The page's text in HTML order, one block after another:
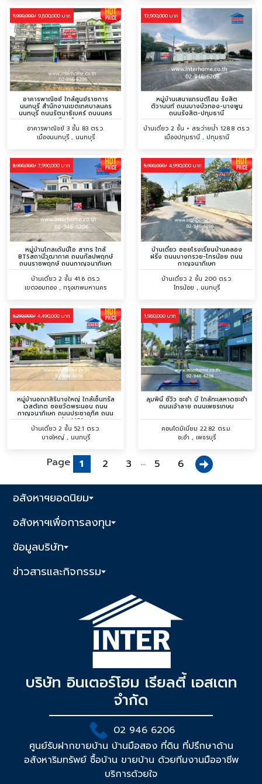
11,900,000/ 9,800,000 บาท
อาคารพาณิชย์ ใกล้ศูนย์ราชการ
นนทบุรี สำนักงานเขตเทศบาลนคร
นนทบุรี ถนนรัตนาธิเบศร์ ถนนนคร
อินทร์
อาคารพาณิชย์ 3 ชั้น 83 ตร.ว.
เมืองนนทบุรี , นนทบุรี
13,900,000 บาท
หมู่บ้านเสนาแกรนด์โฮม รังสิต
ติวานนท์ ถนนบางบัวทอง-บางพูน
ถนนรังสิต-ปทุมธานี
บ้านเดี่ยว 2 ชั้น + สระว่ายน้ำ 128.8 ตร.ว.
เมืองปทุมธานี , ปทุมธานี
8,900,000/7,990,000 บาท
หมู่บ้านโกลเด้นนีโอ สาทร ใกล้
BTSสถานีวุฒากาศ ถนนกัลปพฤกษ์
ถนนราชพฤกษ์ ถนนกาญจนาภิเษก
บ้านเดี่ยว 2 ชั้น 41.6 ตร.ว.
เขตจอมทอง , กรุงเทพมหานคร
5,900,000/ 4,990,000 บาท
บ้านเดี่ยว ซอยโรงเรียนบ้านคลอง
ฝรั่ง ถนนบางกรวย-ไทรน้อย ถนน
กาญจนาภิเษก
บ้านเดี่ยว 2 ชั้น 200 ตร.ว.
ไทรน้อย , นนทบุรี
5,290,000/ 4,490,000 บาท
หมู่บ้านอณาสิริบางใหญ่ ใกล้เซ็นทรัล
เวสต์เกต ซอยวัดพระนอน ถนน
กาญจนาภิเษก ถนนประชาอุทิศ ถนน
ทางด่วนM81
บ้านเดี่ยว 2 ชั้น 52.1 ตร.ว.
บางใหญ่ , นนทบุรี
1,980,000 บาท
ลุมพินี ซีวิว ชะอำ บี ใกล้ทะเลหาดชะอำ
ถนนเจ้าลาย ถนนเพชรเกษม
คอนโดมิเนียม 22.82 ตร.ม.
ชะอำ , เพชรบุรี
Page 1 2 3 ... 5 6
อสังหาฯยอดนิยม
อสังหาฯเพื่อการลงทุน
ข้อมูลบริษัท
ข่าวสารและกิจกรรม
บริษัท อินเตอร์โฮม เรียลตี้ เอสเตท
จำกัด
02 946 6206
ศูนย์รับฝากขายบ้าน บ้านมือสอง ที่ดิน ที่ปรึกษาด้าน
อสังหาริมทรัพย์ ซื้อบ้าน ขายบ้าน ด้วยทีมงานมืออาชีพ
บริการด้วยใจ